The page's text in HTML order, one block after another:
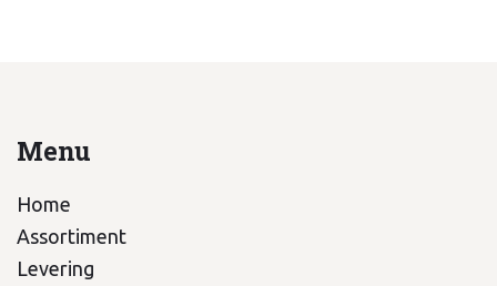
Menu
Home
Assortiment
Levering